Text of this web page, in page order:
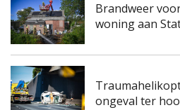
Brandweer
woning aan
ongeval ter